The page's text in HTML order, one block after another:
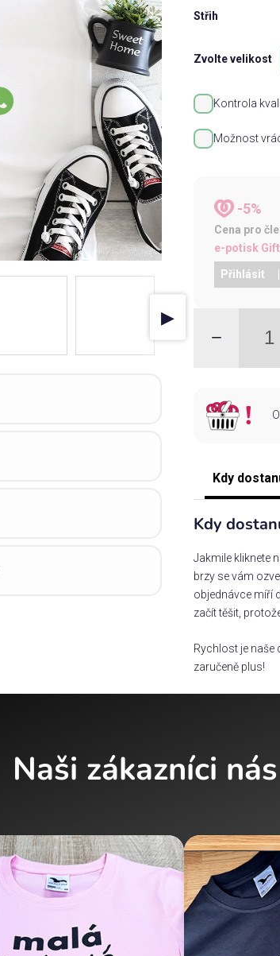
Střih
Zvolte velikost
Kontrola
Možnost
-5%
Cena pro
e-potisk
Přihlásit
Kdy
Kdy
Jakmile kliknete
brzy se vám
objednávce míří
začít těšit,
Rychlost je naše
zaručeně plus!
▶
Naši zákazníci